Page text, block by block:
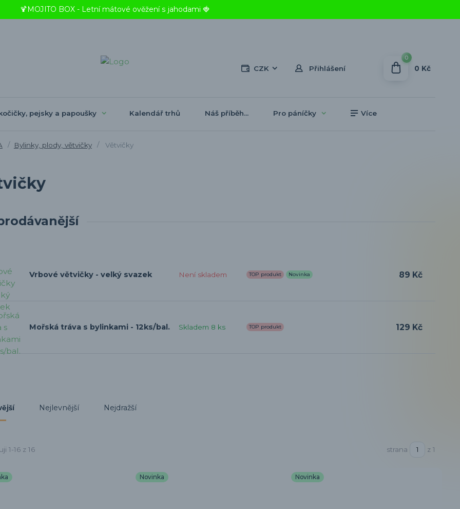
🍹MOJITO BOX - Letní mátové ověžení s jahodami 🍓
CZK Přihlášení
0
0 Kč
pejsky a papoušky Kalendář trhů Náš příběh... Pro páníčky Více
Bylinky, plody, větvičky Větvičky
Vrbové větvičky - velký svazek Není skladem TOP produkt Novinka 89 Kč
Mořská tráva s bylinkami - 12ks/bal. Skladem 8 ks TOP produkt 129 Kč
Nejlevnější Nejdražší
1-16 z 16 strana z 1
Novinka Novinka